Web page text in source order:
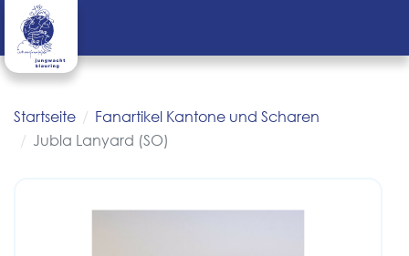
Startseite
Fanartikel Kantone und Scharen
Jubla Lanyard (SO)